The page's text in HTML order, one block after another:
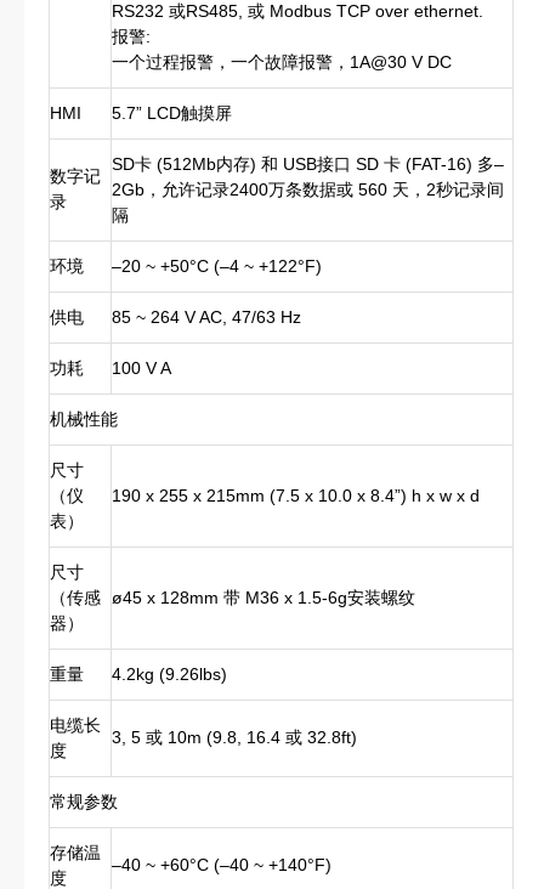
RS232 或RS485, 或 Modbus TCP over ethernet.
报警:
一个过程报警，一个故障报警，1A@30 V DC
HMI 5.7” LCD触摸屏
数字记
录
SD卡 (512Mb内存) 和 USB接口 SD 卡 (FAT-16) 多–
2Gb，允许记录2400万条数据或 560 天，2秒记录间
隔
环境 –20 ~ +50°C (–4 ~ +122°F)
供电 85 ~ 264 V AC, 47/63 Hz
功耗 100 V A
机械性能
尺寸
（仪
表）
190 x 255 x 215mm (7.5 x 10.0 x 8.4”) h x w x d
尺寸
（传感
器）
ø45 x 128mm 带 M36 x 1.5-6g安装螺纹
重量 4.2kg (9.26lbs)
电缆长
度
3, 5 或 10m (9.8, 16.4 或 32.8ft)
常规参数
存储温
度
–40 ~ +60°C (–40 ~ +140°F)